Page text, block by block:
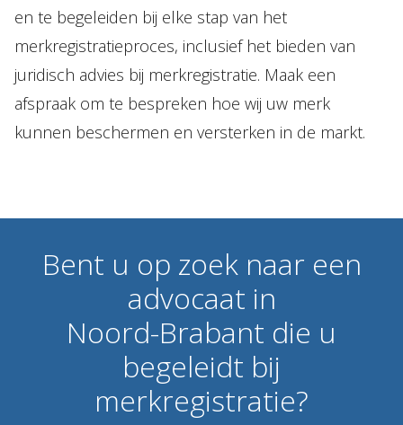
en te begeleiden bij elke stap van het
merkregistratieproces, inclusief het bieden van
juridisch advies bij merkregistratie. Maak een
afspraak om te bespreken hoe wij uw merk
kunnen beschermen en versterken in de markt.
Bent u op zoek naar een
advocaat in
Noord-Brabant die u
begeleidt bij
merkregistratie?